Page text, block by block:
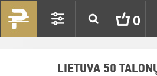
0
LIETUVA 50